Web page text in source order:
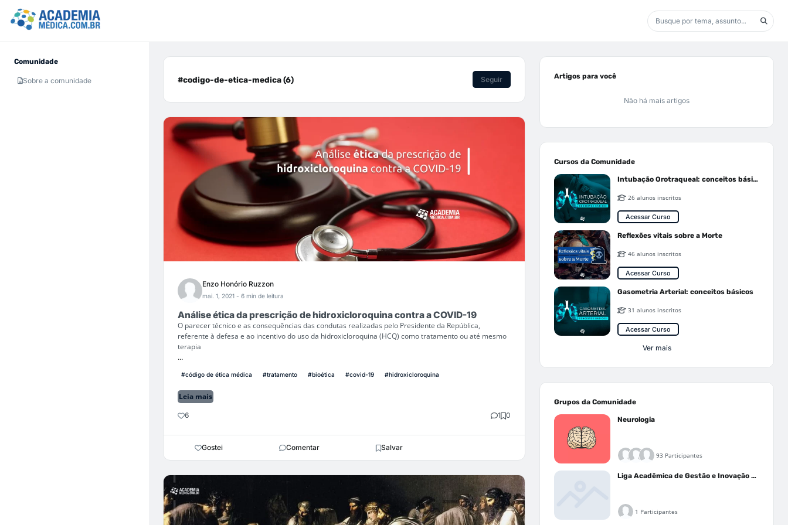
Comunidade
Sobre a comunidade #codigo-de-etica-medica (6) Seguir
Enzo Honório Ruzzon
mai. 1, 2021 - 6 min de leitura
Análise ética da prescrição de hidroxicloroquina contra a COVID-19
O parecer técnico e as consequências das condutas realizadas pelo Presidente da República,
referente à defesa e ao incentivo do uso da hidroxicloroquina (HCQ) como tratamento ou até mesmo
terapia
...
#código de ética médica #tratamento #bioética #covid-19 #hidroxicloroquina
Leia mais
6 1 0
Gostei Comentar Salvar
Artigos para você
Não há mais artigos
Cursos da Comunidade
Intubação Orotraqueal: conceitos básicos
26 alunos inscritos
Acessar Curso
Reflexões vitais sobre a Morte
46 alunos inscritos
Acessar Curso
Gasometria Arterial: conceitos básicos
31 alunos inscritos
Acessar Curso
Ver mais
Grupos da Comunidade
Neurologia
93 Participantes
Liga Acadêmica de Gestão e Inovação Médica - LAGIM
1 Participantes